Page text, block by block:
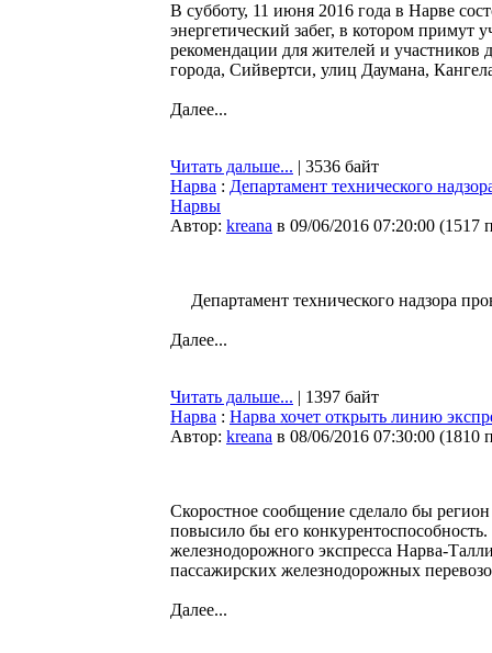
В субботу, 11 июня 2016 года в Нарве
энергетический забег, в котором примут
рекомендации для жителей и участников
города, Сийвертси, улиц Даумана,
Далее...
Читать дальше... | 3536 байт
Нарва : Департамент технического
Нарвы
Автор: kreana в 09/06/2016 07:20:00 (1517
Департамент технического надзора
Далее...
Читать дальше... | 1397 байт
Нарва : Нарва хочет открыть линию
Автор: kreana в 08/06/2016 07:30:00 (1810
Скоростное сообщение сделало бы
повысило бы его
железнодорожного экспресса Нарва-
пассажирских железнодорожных
Далее...